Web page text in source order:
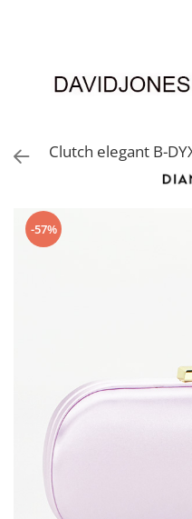
Accesorii
Genti din piele
Camasi si topuri
Incaltaminte
Clutch elegant B-
-57%